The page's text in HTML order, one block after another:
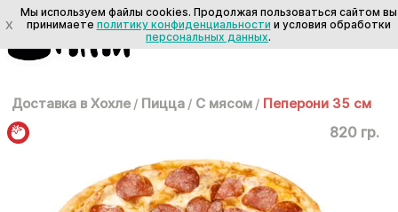
Доставка в Хохле / Пицца / С мясом / Пеперони 35 см
820 гр.
X
Мы используем файлы cookies. Продолжая пользоваться сайтом вы
принимаете политику конфиденциальности и условия обработки
персональных данных.